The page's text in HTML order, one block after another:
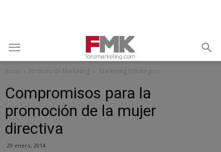
Inicio Noticias de Marketing Marketing Estratégico
Compromisos para la
promoción de la mujer
directiva
29 enero, 2014